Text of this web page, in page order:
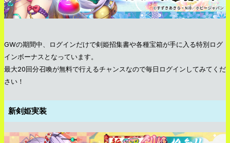
GWの期間中、ログインだけで剣姫招集書や各種宝箱が手に入る特別ログ
インボーナスとなっています。
最大20回分召喚が無料で行えるチャンスなので毎日ログインしてみてくだ
さい！
新剣姫実装